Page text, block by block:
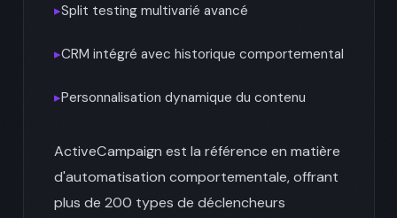
▸Split testing multivarié avancé
▸CRM intégré avec historique comportemental
▸Personnalisation dynamique du contenu
ActiveCampaign est la référence en matière
d'automatisation comportementale, offrant
plus de 200 types de déclencheurs